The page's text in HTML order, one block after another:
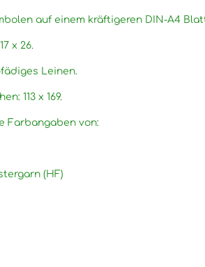
auf einem kräftigeren DIN-A4
x 26.
Leinen.
113 x 169.
Farbangaben von:
(HF)